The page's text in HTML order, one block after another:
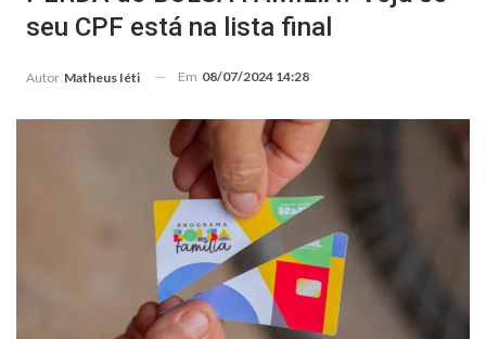
seu CPF está na lista final
Autor Matheus Iéti Em 08/07/2024 14:28